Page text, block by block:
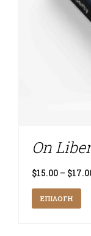
On
$15.00 – $
ΕΠΙΛΟΓΉ
το